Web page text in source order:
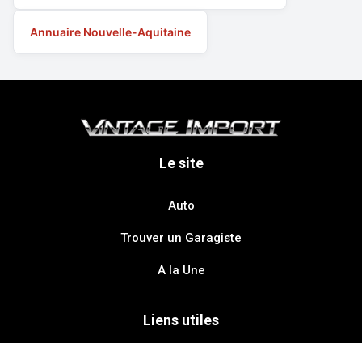
Annuaire Nouvelle-Aquitaine
Le site
Auto
Trouver un Garagiste
A la Une
Liens utiles